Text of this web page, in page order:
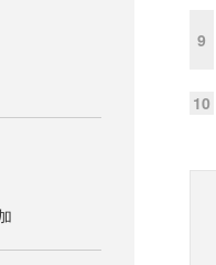
9
10